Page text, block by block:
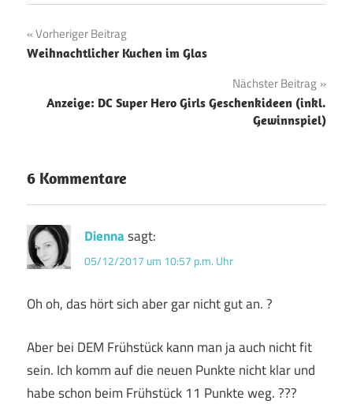
Beitragsnavigation
Vorheriger Beitrag
Weihnachtlicher Kuchen im Glas
Nächster Beitrag
Anzeige: DC Super Hero Girls Geschenkideen (inkl.
Gewinnspiel)
6 Kommentare
Diennasagt:
05/12/2017 um 10:57 p.m. Uhr
Oh oh, das hört sich aber gar nicht gut an. ?
Aber bei DEM Frühstück kann man ja auch nicht fit
sein. Ich komm auf die neuen Punkte nicht klar und
habe schon beim Frühstück 11 Punkte weg. ???